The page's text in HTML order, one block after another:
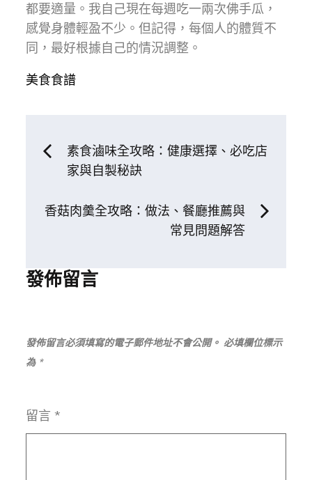
都要適量。我自己現在每週吃一兩次佛手瓜，
感覺身體輕盈不少。但記得，每個人的體質不
同，最好根據自己的情況調整。
美食食譜
文
覽
素食滷味全攻略：健康選擇、必吃店
家與自製秘訣
香菇肉羹全攻略：做法、餐廳推薦與
常見問題解答
發佈留言
發佈留言必須填寫的電子郵件地址不會公開。 必填欄位標示
為 *
留言 *